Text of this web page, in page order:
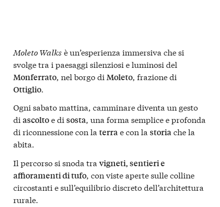
Moleto Walks è un’esperienza immersiva che si
svolge tra i paesaggi silenziosi e luminosi del
Monferrato, nel borgo di Moleto, frazione di
Ottiglio.
Ogni sabato mattina, camminare diventa un gesto
di ascoltoe di sosta, una forma semplice e profonda
di riconnessione con la terrae con la storiache la
abita.
Il percorso si snoda tra vigneti, sentieri e
affioramenti di tufo, con viste aperte sulle colline
circostanti e sull’equilibrio discreto dell’architettura
rurale.